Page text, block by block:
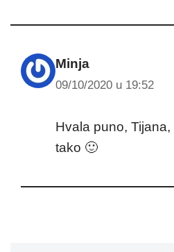
Minja
09/10/2020 u 19:52
Hvala puno,
tako 🙂